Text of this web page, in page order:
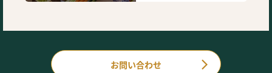
お問い合わせ